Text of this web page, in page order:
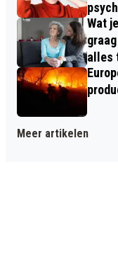
Wat
alles
Meer artikelen